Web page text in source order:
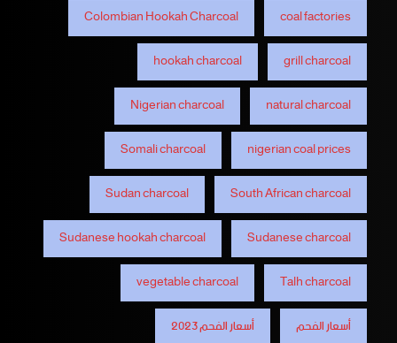
coal factories
Colombian Hookah Charcoal
grill charcoal
hookah charcoal
natural charcoal
Nigerian charcoal
nigerian coal prices
Somali charcoal
South African charcoal
Sudan charcoal
Sudanese charcoal
Sudanese hookah charcoal
Talh charcoal
vegetable charcoal
أسعار الفحم
أسعار الفحم 2023